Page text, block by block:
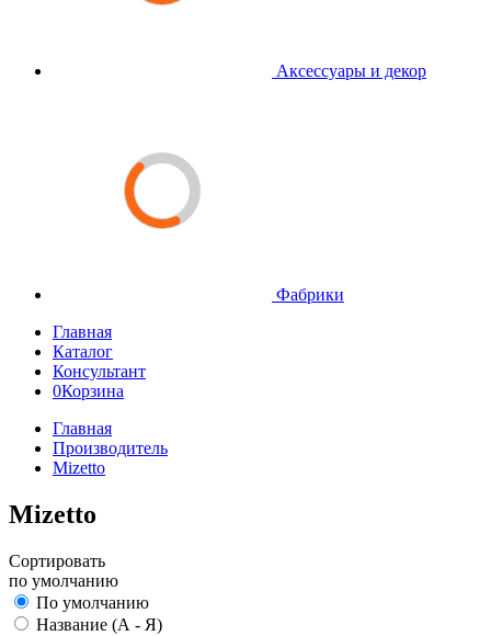
Аксессуары и декор
Фабрики
Главная
Каталог
Консультант
0Корзина
Главная
Производитель
Mizetto
Mizetto
Сортировать
по умолчанию
По умолчанию
Название (А - Я)